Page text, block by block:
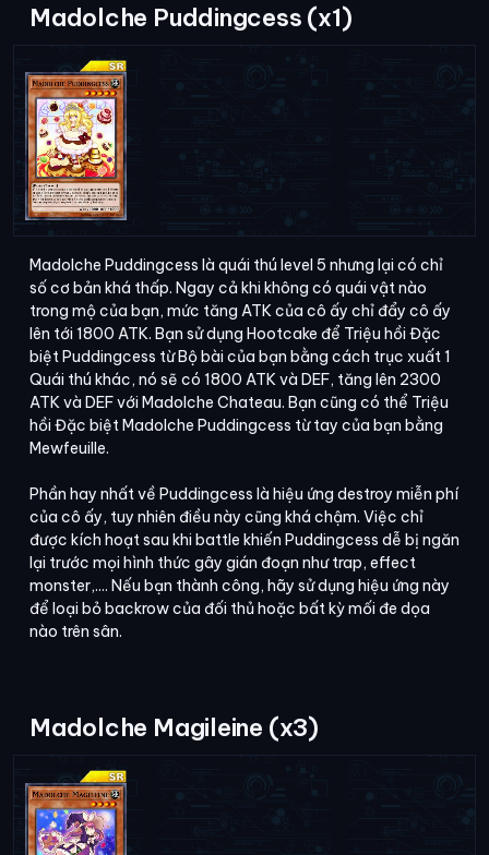
Madolche Puddingcess (x1)
Madolche Puddingcess là quái thú level 5 nhưng lại có chỉ
số cơ bản khá thấp. Ngay cả khi không có quái vật nào
trong mộ của bạn, mức tăng ATK của cô ấy chỉ đẩy cô ấy
lên tới 1800 ATK. Bạn sử dụng Hootcake để Triệu hồi Đặc
biệt Puddingcess từ Bộ bài của bạn bằng cách trục xuất 1
Quái thú khác, nó sẽ có 1800 ATK và DEF, tăng lên 2300
ATK và DEF với Madolche Chateau. Bạn cũng có thể Triệu
hồi Đặc biệt Madolche Puddingcess từ tay của bạn bằng
Mewfeuille.
Phần hay nhất về Puddingcess là hiệu ứng destroy miễn phí
của cô ấy, tuy nhiên điều này cũng khá chậm. Việc chỉ
được kích hoạt sau khi battle khiến Puddingcess dễ bị ngăn
lại trước mọi hình thức gây gián đoạn như trap, effect
monster,.... Nếu bạn thành công, hãy sử dụng hiệu ứng này
để loại bỏ backrow của đối thủ hoặc bất kỳ mối đe dọa
nào trên sân.
Madolche Magileine (x3)